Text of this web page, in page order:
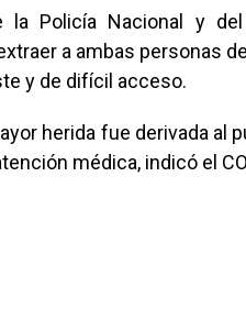
la Policía Nacional y
a ambas personas
y de difícil acceso.
herida fue derivada al
médica, indicó el